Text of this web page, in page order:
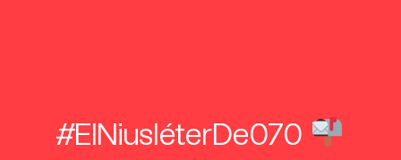
#ElNiusléterDe070